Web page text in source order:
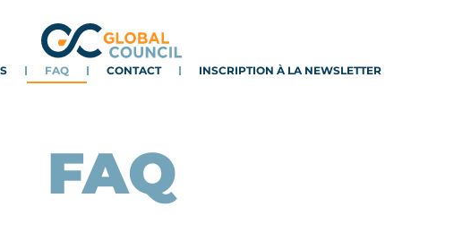
FAQ CONTACT INSCRIPTION À LA NEWSLETTER
FAQ